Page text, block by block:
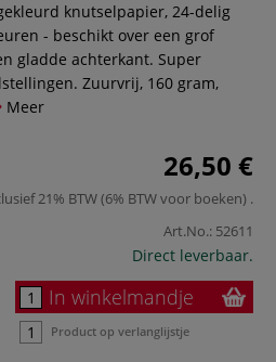
gekleurd knutselpapier, 24-delig
- beschikt over een grof
gladde achterkant. Super
Zuurvrij, 160 gram,
Meer
26,50 €
21% BTW (6% BTW voor boeken) .
Art.No.: 52611
Direct leverbaar.
In winkelmandje
Product op verlanglijstje